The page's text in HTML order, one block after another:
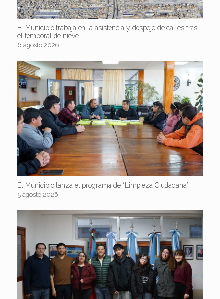
El Municipio trabaja en la asistencia y despeje de calles tras
el temporal de nieve
6 agosto 2026
El Municipio lanza el programa de “Limpieza Ciudadana”
5 agosto 2026